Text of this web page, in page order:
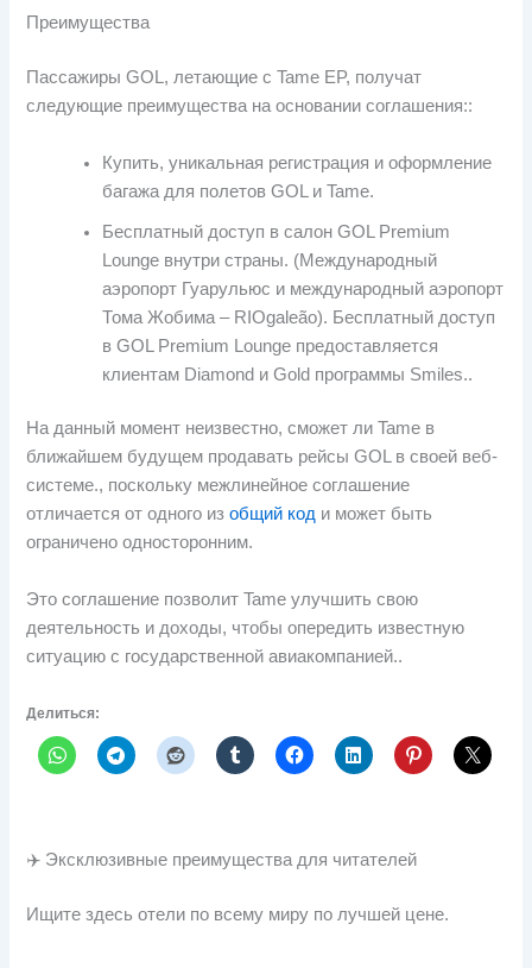
Преимущества
Пассажиры GOL, летающие с Tame EP, получат
следующие преимущества на основании соглашения::
Купить, уникальная регистрация и оформление
багажа для полетов GOL и Tame.
Бесплатный доступ в салон GOL Premium
Lounge внутри страны. (Международный
аэропорт Гуарульюс и международный аэропорт
Тома Жобима – RIOgaleão). Бесплатный доступ
в GOL Premium Lounge предоставляется
клиентам Diamond и Gold программы Smiles..
На данный момент неизвестно, сможет ли Tame в
ближайшем будущем продавать рейсы GOL в своей веб-
системе., поскольку межлинейное соглашение
отличается от одного изобщий код и может быть
ограничено односторонним.
Это соглашение позволит Tame улучшить свою
деятельность и доходы, чтобы опередить известную
ситуацию с государственной авиакомпанией..
Делиться:
✈️ Эксклюзивные преимущества для читателей
Ищите здесь отели по всему миру по лучшей цене.